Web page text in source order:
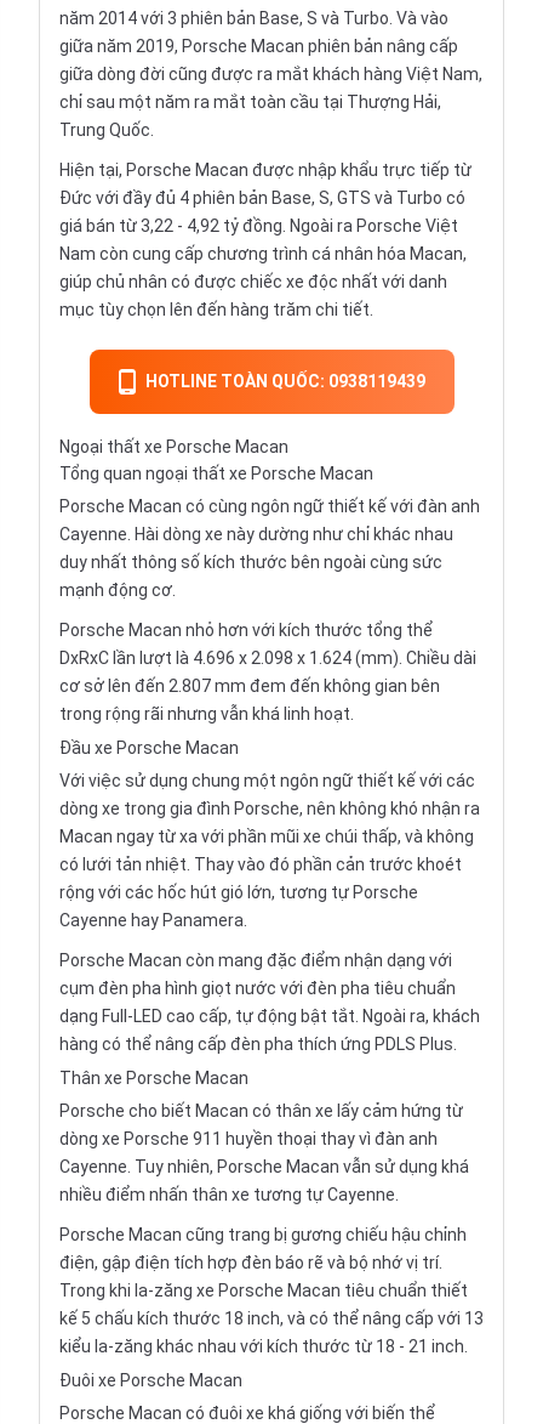
năm 2014 với 3 phiên bản Base, S và Turbo. Và vào
giữa năm 2019, Porsche Macan phiên bản nâng cấp
giữa dòng đời cũng được ra mắt khách hàng Việt Nam,
chỉ sau một năm ra mắt toàn cầu tại Thượng Hải,
Trung Quốc.
Hiện tại, Porsche Macan được nhập khẩu trực tiếp từ
Đức với đầy đủ 4 phiên bản Base, S, GTS và Turbo có
giá bán từ 3,22 - 4,92 tỷ đồng. Ngoài ra Porsche Việt
Nam còn cung cấp chương trình cá nhân hóa Macan,
giúp chủ nhân có được chiếc xe độc nhất với danh
mục tùy chọn lên đến hàng trăm chi tiết.
HOTLINE TOÀN QUỐC: 0938119439
Ngoại thất xe Porsche Macan
Tổng quan ngoại thất xe Porsche Macan
Porsche Macan có cùng ngôn ngữ thiết kế với đàn anh
Cayenne. Hài dòng xe này dường như chỉ khác nhau
duy nhất thông số kích thước bên ngoài cùng sức
mạnh động cơ.
Porsche Macan nhỏ hơn với kích thước tổng thể
DxRxC lần lượt là 4.696 x 2.098 x 1.624 (mm). Chiều dài
cơ sở lên đến 2.807 mm đem đến không gian bên
trong rộng rãi nhưng vẫn khá linh hoạt.
Đầu xe Porsche Macan
Với việc sử dụng chung một ngôn ngữ thiết kế với các
dòng xe trong gia đình Porsche, nên không khó nhận ra
Macan ngay từ xa với phần mũi xe chúi thấp, và không
có lưới tản nhiệt. Thay vào đó phần cản trước khoét
rộng với các hốc hút gió lớn, tương tự Porsche
Cayenne hay Panamera.
Porsche Macan còn mang đặc điểm nhận dạng với
cụm đèn pha hình giọt nước với đèn pha tiêu chuẩn
dạng Full-LED cao cấp, tự động bật tắt. Ngoài ra, khách
hàng có thể nâng cấp đèn pha thích ứng PDLS Plus.
Thân xe Porsche Macan
Porsche cho biết Macan có thân xe lấy cảm hứng từ
dòng xe Porsche 911 huyền thoại thay vì đàn anh
Cayenne. Tuy nhiên, Porsche Macan vẫn sử dụng khá
nhiều điểm nhấn thân xe tương tự Cayenne.
Porsche Macan cũng trang bị gương chiếu hậu chỉnh
điện, gập điện tích hợp đèn báo rẽ và bộ nhớ vị trí.
Trong khi la-zăng xe Porsche Macan tiêu chuẩn thiết
kế 5 chấu kích thước 18 inch, và có thể nâng cấp với 13
kiểu la-zăng khác nhau với kích thước từ 18 - 21 inch.
Đuôi xe Porsche Macan
Porsche Macan có đuôi xe khá giống với biến thể